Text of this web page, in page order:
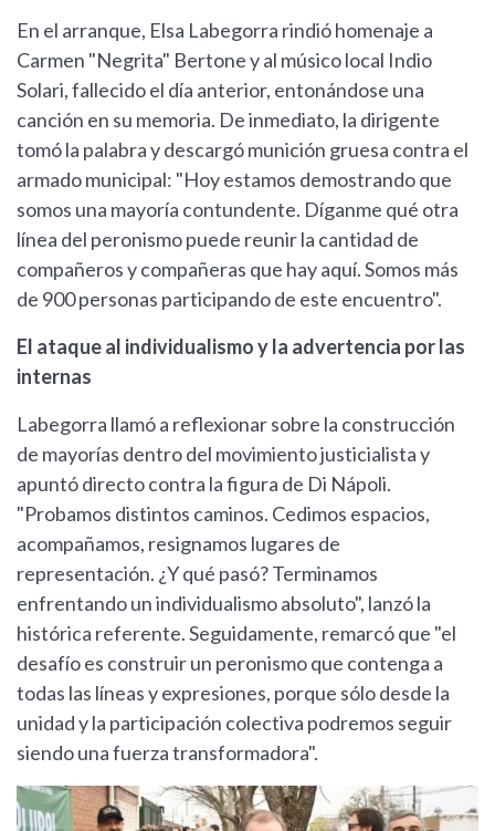
En el arranque, Elsa Labegorra rindió homenaje a
Carmen "Negrita" Bertone y al músico local Indio
Solari, fallecido el día anterior, entonándose una
canción en su memoria. De inmediato, la dirigente
tomó la palabra y descargó munición gruesa contra el
armado municipal: "Hoy estamos demostrando que
somos una mayoría contundente. Díganme qué otra
línea del peronismo puede reunir la cantidad de
compañeros y compañeras que hay aquí. Somos más
de 900 personas participando de este encuentro".
El ataque al individualismo y la advertencia por las
internas
Labegorra llamó a reflexionar sobre la construcción
de mayorías dentro del movimiento justicialista y
apuntó directo contra la figura de Di Nápoli.
"Probamos distintos caminos. Cedimos espacios,
acompañamos, resignamos lugares de
representación. ¿Y qué pasó? Terminamos
enfrentando un individualismo absoluto", lanzó la
histórica referente. Seguidamente, remarcó que "el
desafío es construir un peronismo que contenga a
todas las líneas y expresiones, porque sólo desde la
unidad y la participación colectiva podremos seguir
siendo una fuerza transformadora".